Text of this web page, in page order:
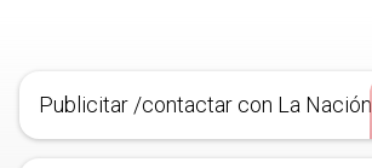
Publicitar /contactar con La Nación